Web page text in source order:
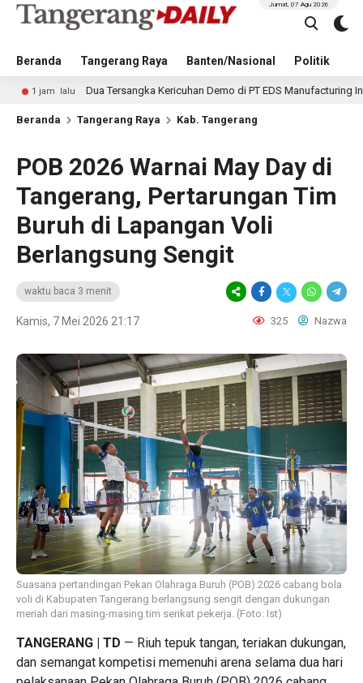
Beranda Tangerang Raya Banten/Nasional Politik
Jumat, 07 Agu 2026
Dua Tersangka Kericuhan Demo di PT EDS Manufacturing Indonesia
Beranda Tangerang Raya Kab. Tangerang
POB 2026 Warnai May Day di
Tangerang, Pertarungan Tim
Buruh di Lapangan Voli
Berlangsung Sengit
waktu baca 3 menit
Kamis, 7 Mei 2026 21:17 325 Nazwa
Suasana pertandingan Pekan Olahraga Buruh (POB) 2026 cabang bola
voli di Kabupaten Tangerang berlangsung sengit dengan dukungan
meriah dari masing-masing tim serikat pekerja. (Foto: Ist)
TANGERANG | TD — Riuh tepuk tangan, teriakan dukungan,
dan semangat kompetisi memenuhi arena selama dua hari